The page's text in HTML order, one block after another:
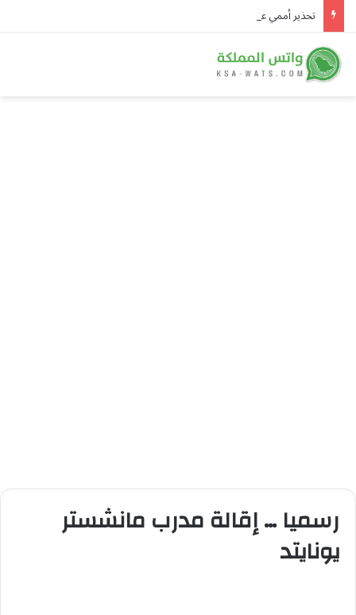
تحذير أممي عاجل من إيبولا في الكونغو.. 3,874 إصابة و1,751 وفاة
رسميا … إقالة مدرب مانشستر
يونايتد